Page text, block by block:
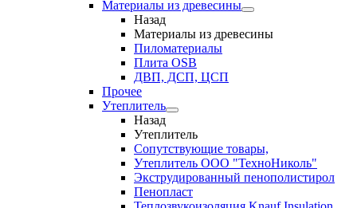
Материалы из древесины
Назад
Материалы из древесины
Пиломатериалы
Плита OSB
ДВП, ДСП, ЦСП
Прочее
Утеплитель
Назад
Утеплитель
Сопутствующие товары,
Утеплитель ООО "ТехноНиколь"
Экструдированный пенополистирол
Пенопласт